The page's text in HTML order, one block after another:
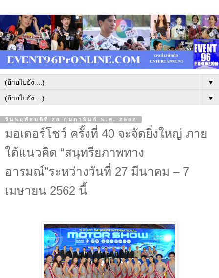
▼
▼
วันพฤหัสบดีที่ 28 กุมภาพันธ์ พ.ศ. 2562
มอเตอร์โชว์ ครั้งที่ 40 จะจัดยิ่งใหญ่ ภาย
ใต้แนวคิด “สนุทรียภาพทาง
อารมณ์”ระหว่างวันที่ 27 มีนาคม – 7
เมษายน 2562 นี้